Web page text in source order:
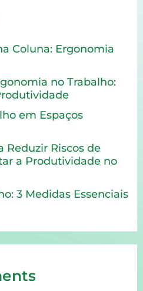
Coluna: Ergonomia
no Trabalho:
em Espaços
Reduzir Riscos de
a Produtividade no
3 Medidas Essenciais